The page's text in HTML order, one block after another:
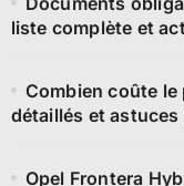
liste complète et
Combien coûte le
détaillés et
Opel Frontera